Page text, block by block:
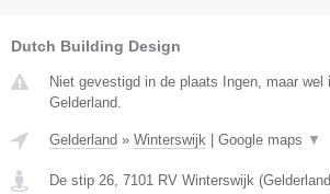
Dutch Building Design
Niet gevestigd in de plaats Ingen, maar wel
Gelderland.
Gelderland » Winterswijk | Google maps ▼
De stip 26 7101 RV Winterswijk (Gelderland